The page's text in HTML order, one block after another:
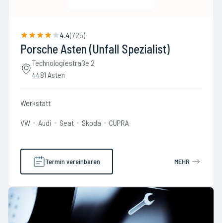
4.4(725)
Porsche Asten (Unfall Spezialist)
Technologiestraße 2
4481 Asten
Werkstatt
VW Audi Seat Skoda CUPRA
Termin vereinbaren MEHR